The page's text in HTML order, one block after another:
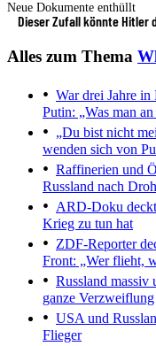
Neue Dokumente enthüllt
Dieser Zufall könnte Hitler
Alles zum Thema
War drei Jahre in
Putin: „Was man
„Du bist nicht
wenden sich von
Raffinerien und
Russland nach
ARD-Doku
Krieg zu tun hat
ZDF-Reporter
Front: „Wer flieht,
Russland massiv
ganze Verzweiflung
USA und
Flieger